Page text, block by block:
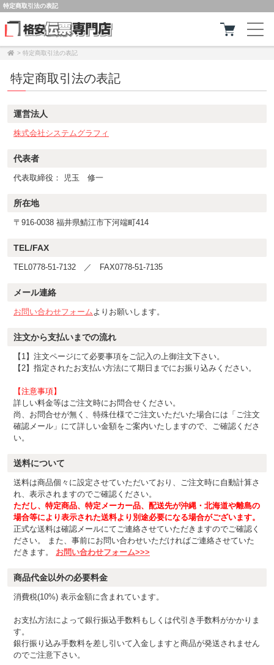
特定商取引法の表記
> 特定商取引法の表記
特定商取引法の表記
運営法人
株式会社システムグラフィ
代表者
代表取締役： 児玉 修一
所在地
〒916-0038 福井県鯖江市下河端町414
TEL/FAX
TEL0778-51-7132 ／ FAX0778-51-7135
メール連絡
お問い合わせフォームよりお願いします。
注文から支払いまでの流れ
【1】注文ページにて必要事項をご記入の上御注文下さい。
【2】指定されたお支払い方法にて期日までにお振り込みください。
【注意事項】
詳しい料金等はご注文時にお問合せください。
尚、お問合せが無く、特殊仕様でご注文いただいた場合には「ご注文
確認メール」にて詳しい金額をご案内いたしますので、ご確認くださ
い。
送料について
送料は商品個々に設定させていただいており、ご注文時に自動計算さ
れ、表示されますのでご確認ください。
ただし、特定商品、特定メーカー品、配送先が沖縄・北海道や離島の
場合等により表示された送料より別途必要になる場合がございます。
正式な送料は確認メールにてご連絡させていただきますのでご確認く
ださい。 また、事前にお問い合わせいただければご連絡させていた
だきます。 お問い合わせフォーム>>>
商品代金以外の必要料金
消費税(10%) 表示金額に含まれています。
お支払方法によって銀行振込手数料もしくは代引き手数料がかかりま
す。
銀行振り込み手数料を差し引いて入金しますと商品が発送されません
のでご注意下さい。